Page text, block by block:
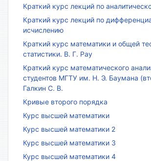
Краткий курс лекций по
Краткий курс лекций по
исчислению
Краткий курс математики и общей
статистики. В. Г. Рау
Краткий курс математического
студентов МГТУ им. Н. Э. Баумана
Галкин С. В.
Кривые второго порядка
Курс высшей математики
Курс высшей математики 2
Курс высшей математики 3
Курс высшей математики 4